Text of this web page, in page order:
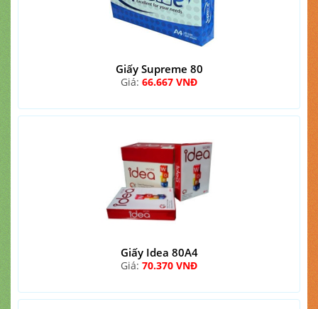
Giấy Supreme 80
Giá: 66.667 VNĐ
Giấy Idea 80A4
Giá: 70.370 VNĐ